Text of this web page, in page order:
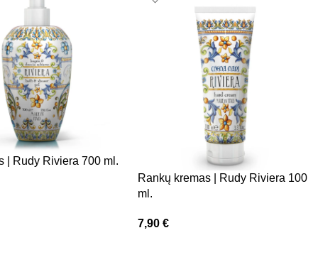
| Rudy Riviera 700 ml.
Rankų kremas | Rudy Riviera 100
ml.
7,90 €